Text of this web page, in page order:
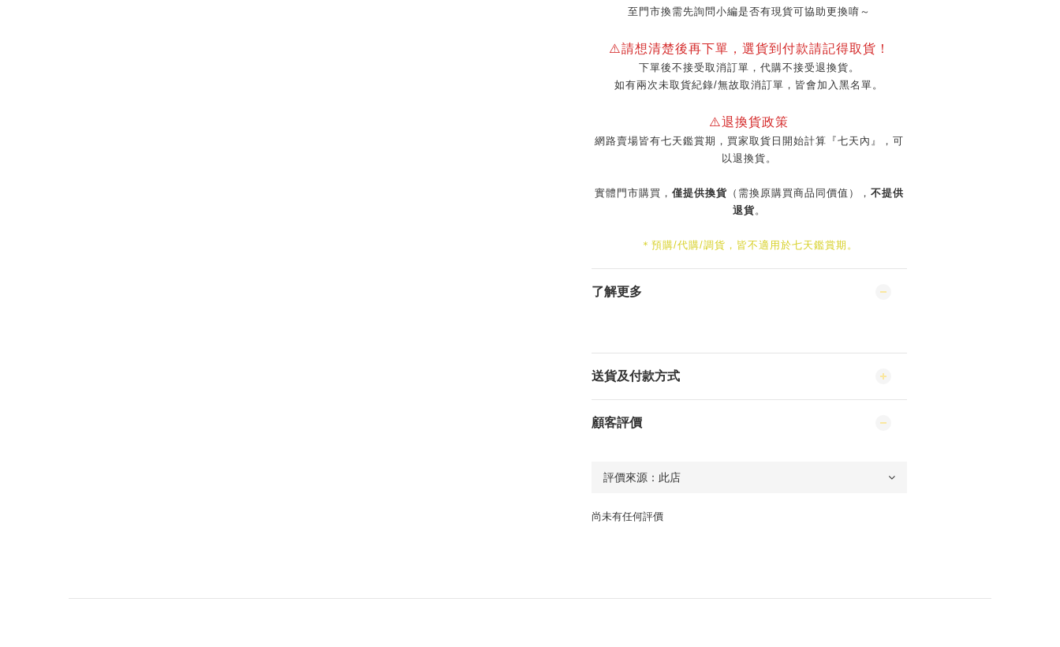
至門市換需先詢問小編是否有現貨可協助更換唷～
⚠️請想清楚後再下單，選貨到付款請記得取貨！
下單後不接受取消訂單，代購不接受退換貨。
如有兩次未取貨紀錄/無故取消訂單，皆會加入黑名單。
⚠️退換貨政策
網路賣場皆有七天鑑賞期，買家取貨日開始計算『七天內』，可
以退換貨。
實體門市購買， 僅提供換貨（需換原購買商品同價值）， 不提供
退貨。
＊預購/代購/調貨，皆不適用於七天鑑賞期。
了解更多
送貨及付款方式
顧客評價
尚未有任何評價